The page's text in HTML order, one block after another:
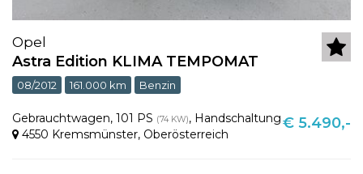
Opel
Astra Edition KLIMA TEMPOMAT
08/2012 161.000 km Benzin
Gebrauchtwagen, 101 PS (74 KW), Handschaltung
4550 Kremsmünster, Oberösterreich
€ 5.490,-